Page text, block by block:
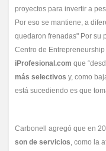
proyectos para invertir a
Por eso se mantiene, a
quedaron frenadas" Por su
Centro de
iProfesional.com que
más selectivos y, como
está sucediendo es que
Carbonell agregó que en
son de servicios, como la